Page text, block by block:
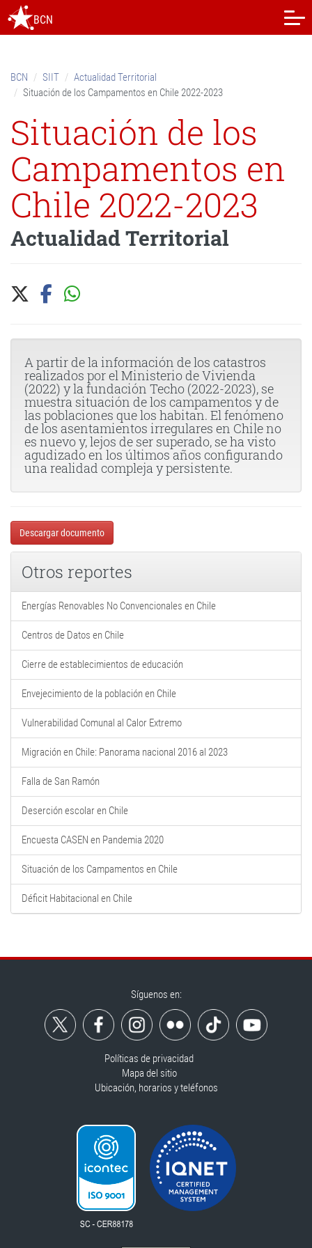
content.
navigation
BCN
BCN SIIT
Actualidad Territorial
Situación de los Campamentos en Chile 2022-2023
Situación de los
Campamentos en
Chile 2022-2023
Actualidad Territorial
A partir de la información de los catastros
realizados por el Ministerio de Vivienda
(2022) y la fundación Techo (2022-2023), se
muestra situación de los campamentos y de
las poblaciones que los habitan. El fenómeno
de los asentamientos irregulares en Chile no
es nuevo y, lejos de ser superado, se ha visto
agudizado en los últimos años configurando
una realidad compleja y persistente.
Descargar documento
Otros reportes
Energías Renovables No Convencionales en Chile
Centros de Datos en Chile
Cierre de establecimientos de educación
Envejecimiento de la población en Chile
Vulnerabilidad Comunal al Calor Extremo
Migración en Chile: Panorama nacional 2016 al 2023
Falla de San Ramón
Deserción escolar en Chile
Encuesta CASEN en Pandemia 2020
Situación de los Campamentos en Chile
Déficit Habitacional en Chile
Síguenos en:
Políticas de privacidad
Mapa del sitio
Ubicación, horarios y teléfonos